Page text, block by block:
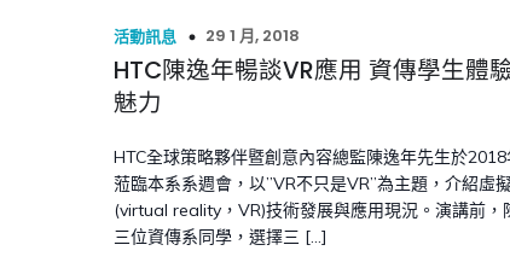
活動訊息 29 1 月, 2018
HTC陳逸年暢談VR應用 資傳學生體
魅力
HTC全球策略夥伴暨創意內容總監陳逸年先生於
蒞臨本系系週會，以”VR不只是VR”為主題，介紹虛
(virtual reality，VR)技術發展與應用現況。演講前，
三位資傳系同學，選擇三 […]